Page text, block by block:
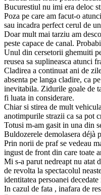
Bucurestiul nu imi era deloc
Poza pe care am facut-o
sau incadra perfect cerul de
Doar mult mai tarziu am
peste capace de canal.
Unul din cersetorii ghemuiti
reusea sa suplineasca atunci
Cladirea a continuat ani de
absenta pe langa cladire, ca
inevitabila. Zidurile goale de
fi luata in considerare.
Chiar si stirea de mult
anotimpurile strazii ca sa pot
Totusi m-am gasit in una din
Buldozerele demolasera déjà
Prin norii de praf se vedeau
ingust de front din care toate
Mi s-a parut nedreapt nu atat
de revolta la spectacolul
identitatea persoanei
In cazul de fata , inafara de